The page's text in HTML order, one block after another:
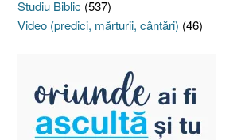
Studiu Biblic (537)
Video (predici, mărturii, cântări) (46)